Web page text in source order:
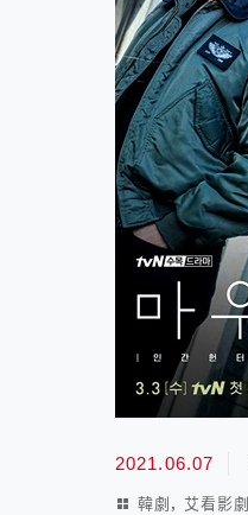
2021.06.07
韓劇 , 艾看影劇